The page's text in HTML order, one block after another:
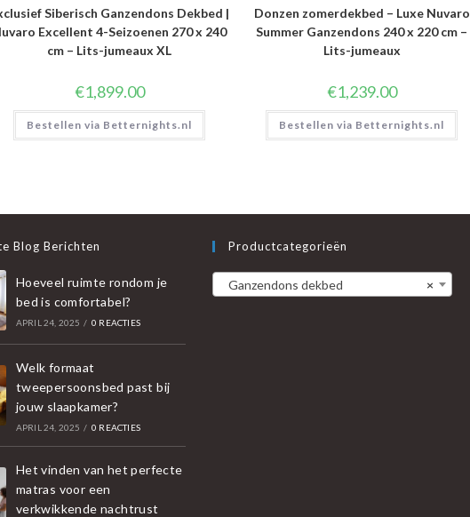
Siberisch Ganzendons Dekbed |
Excellent 4-Seizoenen 270 x 240
cm – Lits-jumeaux XL
€1,899.00
Bestellen via Betternights.nl
Donzen zomerdekbed – Luxe Nuvaro
Summer Ganzendons 240 x 220 cm –
Lits-jumeaux
€1,239.00
Bestellen via Betternights.nl
Blog Berichten
Hoeveel ruimte rondom je
bed is comfortabel?
APRIL 24, 2025 / 0 REACTIES
Welk formaat
tweepersoonsbed past bij
jouw slaapkamer?
APRIL 24, 2025 / 0 REACTIES
Het vinden van het perfecte
matras voor een
verkwikkende nachtrust
Productcategorieën
×
Ganzendons dekbed